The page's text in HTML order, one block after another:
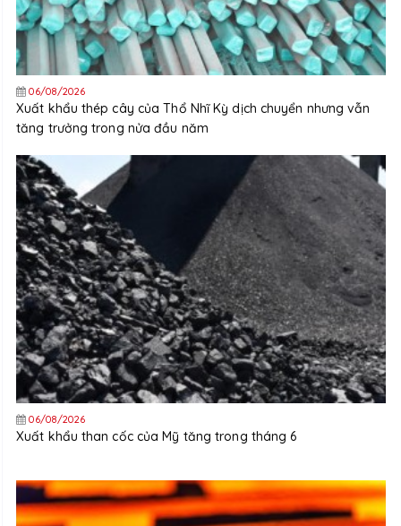
06/08/2026
Xuất khẩu thép cây của Thổ Nhĩ Kỳ dịch chuyển nhưng vẫn
tăng trưởng trong nửa đầu năm
06/08/2026
Xuất khẩu than cốc của Mỹ tăng trong tháng 6